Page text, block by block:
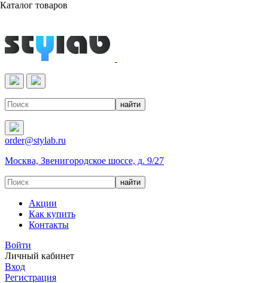
Реактивы & Оборудование
order@stylab.ru
Москва, Звенигородское шоссе, д. 9/27
Акции
Как купить
Контакты
Войти
Личный кабинет
Вход
Регистрация
Каталог товаров